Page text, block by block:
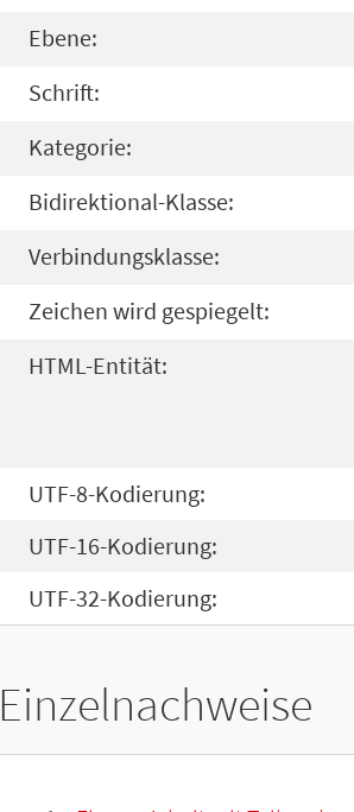
Ebene:
Schrift:
Kategorie:
Bidirektional-Klasse:
Verbindungsklasse:
Zeichen wird gespiegelt:
HTML-Entität:
UTF-8-Kodierung:
UTF-16-Kodierung:
UTF-32-Kodierung:
Einzelnachweise